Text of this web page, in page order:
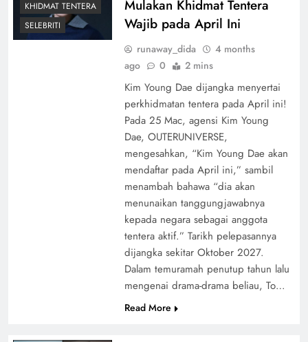
KHIDMAT TENTERA
SELEBRITI
Mulakan Khidmat Tentera
Wajib pada April Ini
runaway_dida
4 months
ago
0 2 mins
Kim Young Dae dijangka menyertai
perkhidmatan tentera pada April ini!
Pada 25 Mac, agensi Kim Young
Dae, OUTERUNIVERSE,
mengesahkan, “Kim Young Dae akan
mendaftar pada April ini,” sambil
menambah bahawa “dia akan
menunaikan tanggungjawabnya
kepada negara sebagai anggota
tentera aktif.” Tarikh pelepasannya
dijangka sekitar Oktober 2027.
Dalam temuramah penutup tahun lalu
mengenai drama-drama beliau, To…
Read More